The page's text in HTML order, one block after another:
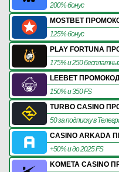
200% бонус
MOSTBET
125% бонус
PLAY FORTUNA
175% и 250
LEEBET
150% и 350 FS
TURBO CASINO
50 за подписку в
CASINO ARKADA
+50% и до 2025 FS
KOMETA CASINO